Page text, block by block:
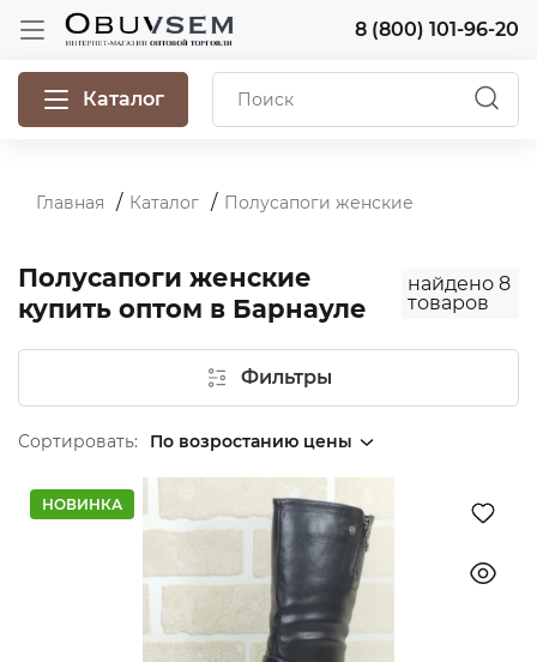
8 (800) 101-96-20
Каталог
Главная Каталог Полусапоги женские
Полусапоги женские
купить оптом в Барнауле
найдено8
товаров
Фильтры
Сортировать:
НОВИНКА